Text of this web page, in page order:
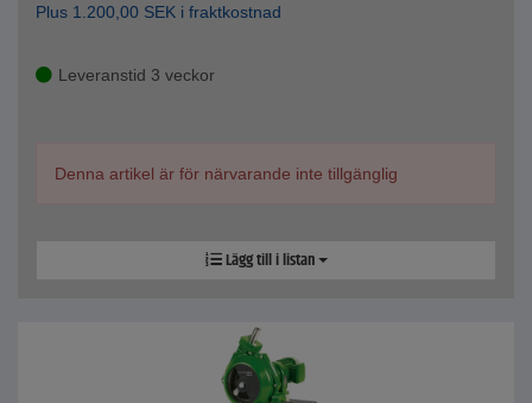
Plus 1.200,00 SEK i fraktkostnad
Leveranstid 3 veckor
Denna artikel är för närvarande inte tillgänglig
Lägg till i listan